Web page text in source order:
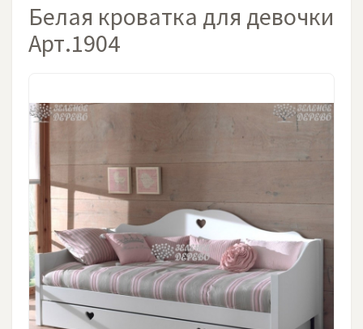
Белая кроватка для девочки
Арт.1904